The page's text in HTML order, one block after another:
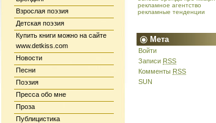
Взрослая поэзия
Детская поэзия
Купить книги можно на сайте
www.detkiss.com
Новости
Песни
Поэзия
Пресса обо мне
Проза
Публицистика
рекламное агентство
рекламные тенденции
Мета
Войти
Записи RSS
Комменты RSS
SUN